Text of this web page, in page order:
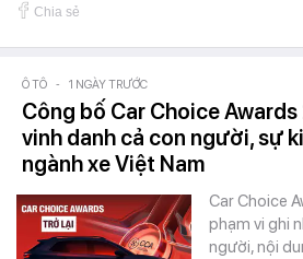
Chia sẻ
Ô TÔ - 1 NGÀY TRƯỚC
Công bố Car Choice
vinh danh cả con người, sự
ngành xe Việt Nam
Car Choice
phạm vi ghi
người, nội